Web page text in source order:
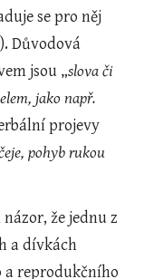
se pro něj
Důvodová
jsou „slova či
jako např.
projevy
pohyb rukou
že jednu z
a dívkách
a reprodukčního